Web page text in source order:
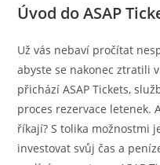
Úvod do ASAP
Už vás nebaví pročítat
abyste se nakonec ztratili
přichází ASAP Tickets,
proces rezervace letenek.
říkají? S tolika možnostmi
investovat svůj čas a